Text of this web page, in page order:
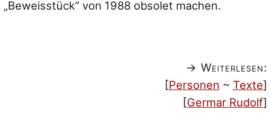
„Beweisstück“ von 1988 obsolet machen.
→ Weiterlesen:
[Personen ~ Texte]
[Germar Rudolf]